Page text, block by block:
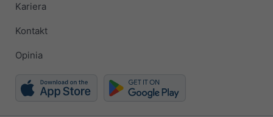
Kariera
Kontakt
Opinia